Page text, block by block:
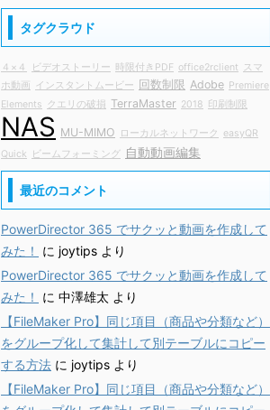
タグクラウド
４×４ ビデオストーリー 時限付きPDF office2rclient
スマ
ホ動画
インスタントムービー 回数制限 Adobe Premiere
Elements
クエリの破損 TerraMaster 2018 印刷制限
NAS MU-MIMO ローカルネットワーク
easyQR
Quick
ビームフォーミング 自動動画編集
最近のコメント
PowerDirector 365 でサクッと動画を作成して
みた！
に joytips より
PowerDirector 365 でサクッと動画を作成して
みた！
に 中澤雄太 より
【FileMaker Pro】同じ項目（商品や分類など）
をグループ化して集計して別テーブルにコピー
する方法 に joytips より
【FileMaker Pro】同じ項目（商品や分類など）